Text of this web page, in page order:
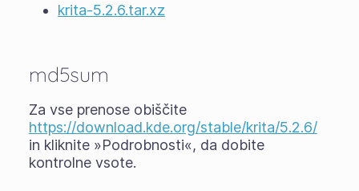
krita-5.2.6.tar.xz
md5sum
Za vse prenose obiščite
https://download.kde.org/stable/krita/5.2.6/
in kliknite »Podrobnosti«, da dobite
kontrolne vsote.